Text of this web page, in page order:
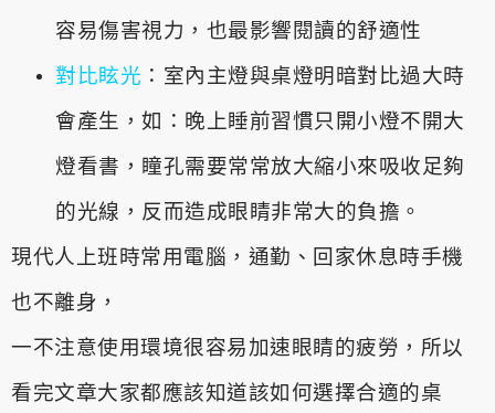
容易傷害視力， 也最影響閱讀的舒適性
對比眩光 ：室內主燈與桌燈明暗對比過大時
會產生，如：晚上睡前習慣只開小燈不開大
燈看書，瞳孔需要常常放大縮小來吸收足夠
的光線，反而造成眼睛非常大的負擔。
現代人上班時常用電腦，通勤、回家休息時手機
也不離身，
一不注意使用環境很容易加速眼睛的疲勞，所以
看完文章大家都應該知道該如何選擇合適的桌